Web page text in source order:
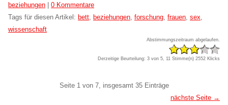
beziehungen | 0 Kommentare
Tags für diesen Artikel: bett beziehungen forschung frauen sex
wissenschaft
Abstimmungszeitraum abgelaufen.
Derzeitige Beurteilung: 3 von 5, 11 Stimme(n) 2552 Klicks
Seite 1 von 7, insgesamt 35 Einträge
nächste Seite →